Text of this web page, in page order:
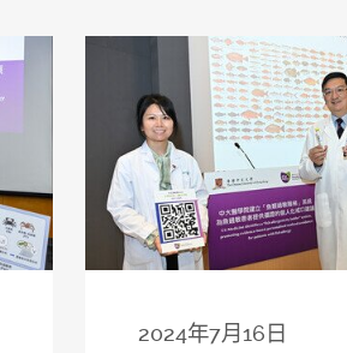
2024年7月16日